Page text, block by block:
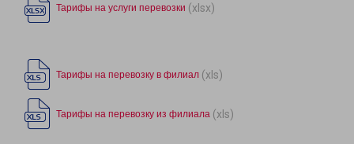
Тарифы на услуги перевозки (xlsx)
Тарифы на перевозку в филиал (xls)
Тарифы на перевозку из филиала (xls)